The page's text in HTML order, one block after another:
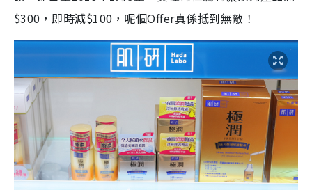
$300 ，即時減$100 ，呢個Offer真係抵到無敵！